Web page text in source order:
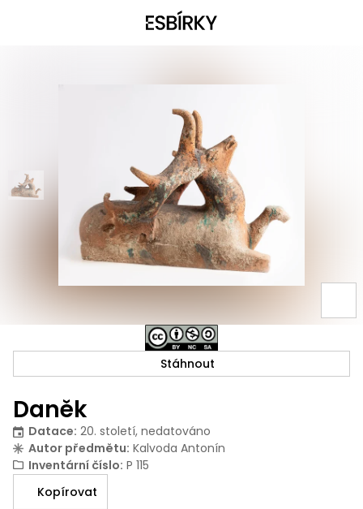
Daněk
Datace: 20. století, nedatováno
Autor předmětu: Kalvoda Antonín
Inventární číslo: P 115
Kopírovat
Stáhnout